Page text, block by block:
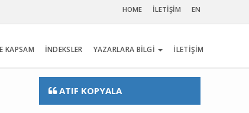
HOME İLETİŞİM EN
KAPSAM İNDEKSLER YAZARLARA BİLGİ İLETİŞİM
ATIF KOPYALA